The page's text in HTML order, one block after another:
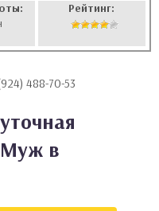
Рейтинг:
488-70-53
Муж в